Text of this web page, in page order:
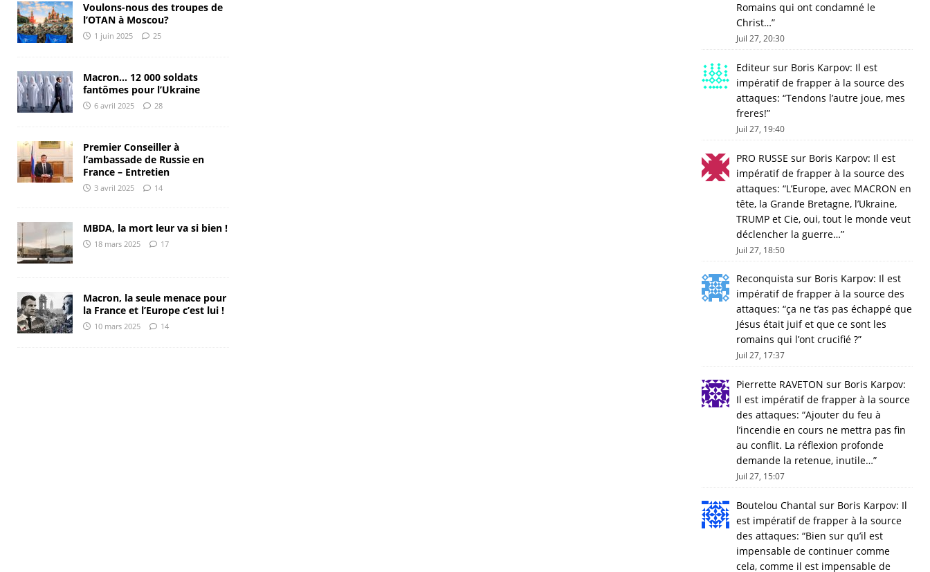
Voulons-nous des troupes de
l’OTAN à Moscou?
1 juin 2025 25
Macron… 12 000 soldats
fantômes pour l’Ukraine
6 avril 2025 28
Premier Conseiller à
l’ambassade de Russie en
France – Entretien
3 avril 2025 14
MBDA, la mort leur va si bien !
18 mars 2025 17
Macron, la seule menace pour
la France et l’Europe c’est lui !
10 mars 2025 14
Romains qui ont condamné le
Christ…”
Juil 27, 20:30
Editeursur Boris Karpov: Il est
impératif de frapper à la source des
attaques: “Tendons l’autre joue, mes
freres!”
Juil 27, 19:40
PRO RUSSE sur Boris Karpov: Il est
impératif de frapper à la source des
attaques: “L’Europe, avec MACRON en
tête, la Grande Bretagne, l’Ukraine,
TRUMP et Cie, oui, tout le monde veut
déclencher la guerre…”
Juil 27, 18:50
Reconquista sur Boris Karpov: Il est
impératif de frapper à la source des
attaques: “ça ne t’as pas échappé que
Jésus était juif et que ce sont les
romains qui l’ont crucifié ?”
Juil 27, 17:37
Pierrette RAVETON sur Boris Karpov:
Il est impératif de frapper à la source
des attaques: “Ajouter du feu à
l’incendie en cours ne mettra pas fin
au conflit. La réflexion profonde
demande la retenue, inutile…”
Juil 27, 15:07
Boutelou Chantal sur Boris Karpov: Il
est impératif de frapper à la source
des attaques: “Bien sur qu’il est
impensable de continuer comme
cela, comme il est impensable de